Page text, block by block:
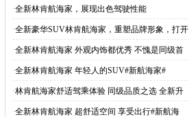
·全新林肯航海家，展现出色驾驶性能
·全新豪华SUV林肯航海家，重塑品牌形象，打开
·全新林肯航海家 外观内饰都优秀 不愧是同级首
·全新林肯航海家 年轻人的SUV#新航海家#
·林肯航海家舒适驾乘体验 同级品质之选 全新升
·全新林肯航海家 超舒适空间 享受出行#新航海